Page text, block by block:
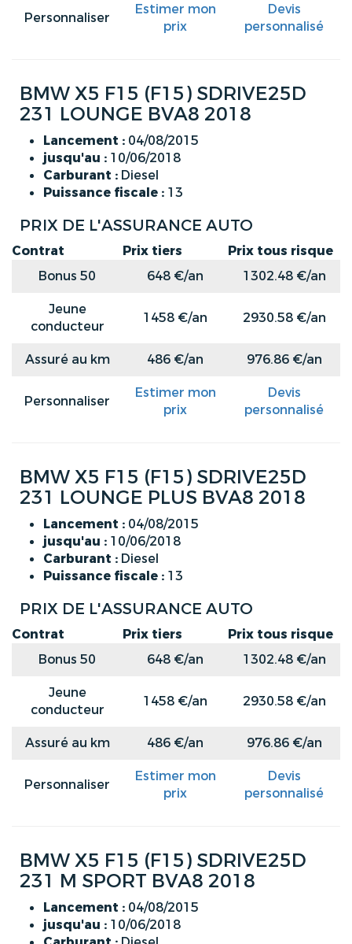
Personnaliser
Estimer mon
prix
Devis
personnalisé
BMW X5 F15 (F15) SDRIVE25D
231 LOUNGE BVA8 2018
Lancement : 04/08/2015
jusqu'au : 10/06/2018
Carburant : Diesel
Puissance fiscale : 13
PRIX DE L'ASSURANCE AUTO
Contrat Prix tiers
Prix tous risque
Bonus 50
648 €/an
1302.48 €/an
Jeune
conducteur
1458 €/an 2930.58 €/an
Assuré au km 486 €/an 976.86 €/an
Personnaliser
Estimer mon
prix
Devis
personnalisé
BMW X5 F15 (F15) SDRIVE25D
231 LOUNGE PLUS BVA8 2018
Lancement : 04/08/2015
jusqu'au : 10/06/2018
Carburant : Diesel
Puissance fiscale : 13
PRIX DE L'ASSURANCE AUTO
Contrat Prix tiers
Prix tous risque
Bonus 50
648 €/an
1302.48 €/an
Jeune
conducteur
1458 €/an 2930.58 €/an
Assuré au km 486 €/an 976.86 €/an
Personnaliser
Estimer mon
prix
Devis
personnalisé
BMW X5 F15 (F15) SDRIVE25D
231 M SPORT BVA8 2018
Lancement : 04/08/2015
jusqu'au : 10/06/2018